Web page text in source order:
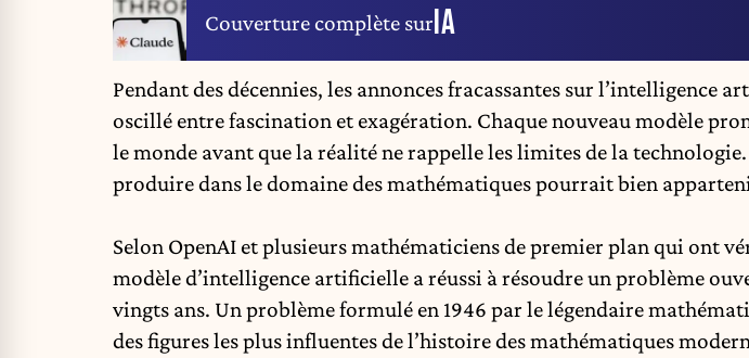
Couverture complète surIA
Pendant des décennies, les annonces fracassantes sur l’intelligence
oscillé entre fascination et exagération. Chaque nouveau modèle
le monde avant que la réalité ne rappelle les limites de la
produire dans le domaine des mathématiques pourrait bien
Selon OpenAIet plusieurs mathématiciens de premier plan qui ont
modèle d’intelligence artificielle a réussi à résoudre un problème
vingts ans. Un problème formulé en 1946 par le légendaire
des figures les plus influentes de l’histoire des mathématiques